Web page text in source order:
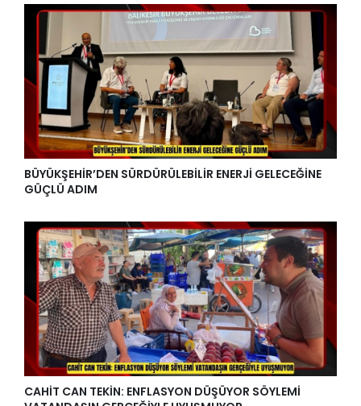
BÜYÜKŞEHİR’DEN SÜRDÜRÜLEBİLİR ENERJİ GELECEĞİNE
GÜÇLÜ ADIM
CAHİT CAN TEKİN: ENFLASYON DÜŞÜYOR SÖYLEMİ